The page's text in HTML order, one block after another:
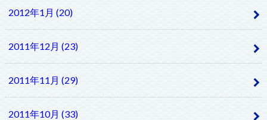
2012年1月 (20)
2011年12月 (23)
2011年11月 (29)
2011年10月 (33)